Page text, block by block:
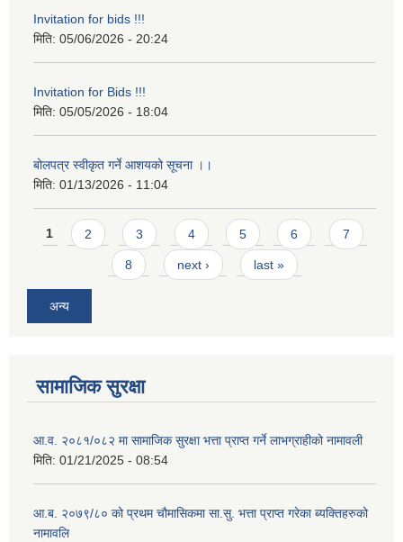
Invitation for bids !!!
मिति: 05/06/2026 - 20:24
Invitation for Bids !!!
मिति: 05/05/2026 - 18:04
बोलपत्र स्वीकृत गर्ने आशयको सूचना ।।
मिति: 01/13/2026 - 11:04
Pages
1 2 3 4 5 6 7
8 next › last »
अन्य
सामाजिक सुरक्षा
आ.व. २०८१/०८२ मा सामाजिक सुरक्षा भत्ता प्राप्त गर्ने लाभग्राहीको नामावली
मिति: 01/21/2025 - 08:54
आ.ब. २०७९/८० को प्रथम चौमासिकमा सा.सु. भत्ता प्राप्त गरेका ब्यक्तिहरुको
नामावलि